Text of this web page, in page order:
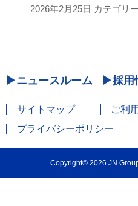
2026年2月25日 カテゴリ
ニュースルーム 採用
サイトマップ
ご利
プライバシーポリシー
Copyright© 2026 JN